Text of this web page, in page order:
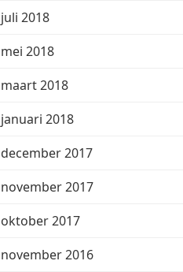
juli 2018
mei 2018
maart 2018
januari 2018
december 2017
november 2017
oktober 2017
november 2016